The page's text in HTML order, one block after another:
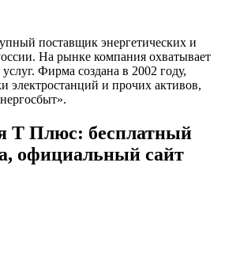
поставщик энергетических и
На рынке компания охватывает
Фирма создана в 2002 году,
электростанций и прочих активов,
Т Плюс: бесплатный
официальный сайт